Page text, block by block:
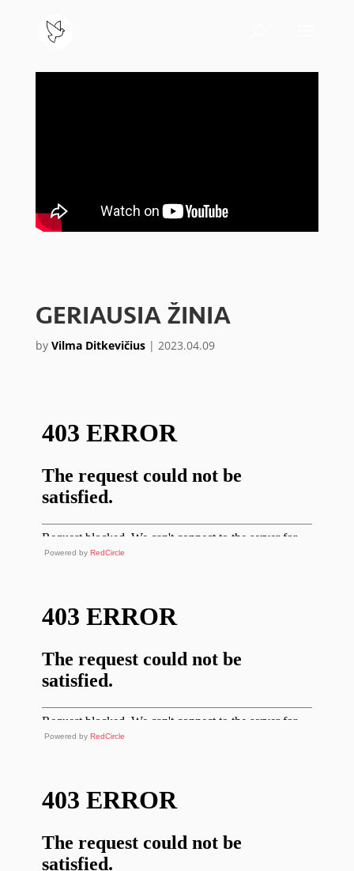
GERIAUSIA ŽINIA
by Vilma Ditkevičius| 2023.04.09
Powered by RedCircle
Powered by RedCircle